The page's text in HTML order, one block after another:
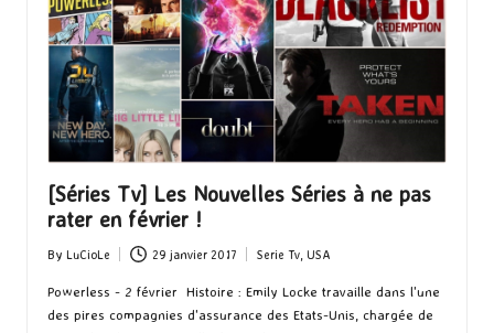
[Séries Tv] Les Nouvelles Séries à ne pas
rater en février !
Posted
by
By LuCioLe 29 janvier 2017
Posted
in
Serie Tv, USA
Powerless - 2 février Histoire : Emily Locke travaille dans l'une
des pires compagnies d'assurance des Etats-Unis, chargée de